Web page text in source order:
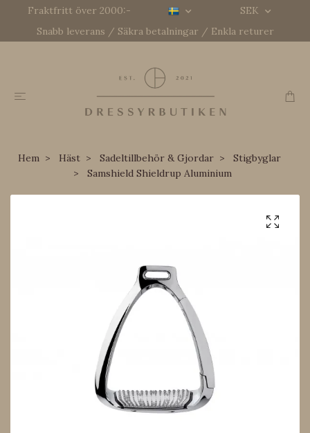
Fraktfritt över 2000:-
SEK
Snabb leverans / Säkra betalningar / Enkla returer
Hem Häst Sadeltillbehör & Gjordar
Stigbyglar
Samshield Shieldrup Aluminium